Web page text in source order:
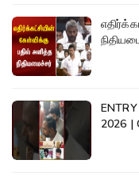
2026 |